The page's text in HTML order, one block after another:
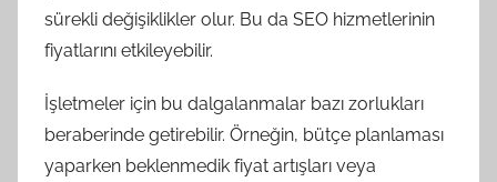
sürekli değişiklikler olur. Bu da SEO hizmetlerinin
fiyatlarını etkileyebilir.
İşletmeler için bu dalgalanmalar bazı zorlukları
beraberinde getirebilir. Örneğin, bütçe planlaması
yaparken beklenmedik fiyat artışları veya